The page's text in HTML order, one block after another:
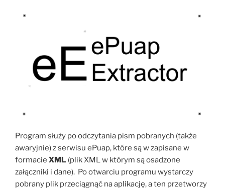
Program służy po odczytania pism pobranych (także
awaryjnie) z serwisu ePuap, które są w zapisane w
formacie XML (plik XML w którym są osadzone
załączniki i dane). Po otwarciu programu wystarczy
pobrany plik przeciągnąć na aplikację, a ten przetworzy